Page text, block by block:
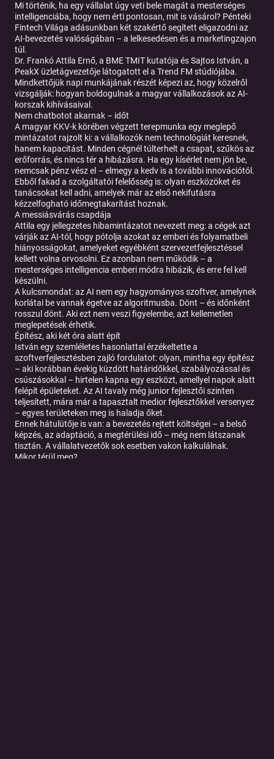
Mi történik, ha egy vállalat úgy veti bele magát a mesterséges
intelligenciába, hogy nem érti pontosan, mit is vásárol? Pénteki
Fintech Világa adásunkban két szakértő segített eligazodni az
AI-bevezetés valóságában – a lelkesedésen és a marketingzajon
túl.
Dr. Frankó Attila Ernő, a BME TMIT kutatója és Sajtos István, a
PeakX üzletágvezetője látogatott el a Trend FM stúdiójába.
Mindkettőjük napi munkájának részét képezi az, hogy közelről
vizsgálják: hogyan boldogulnak a magyar vállalkozások az AI-
korszak kihívásaival.
Nem chatbotot akarnak – időt
A magyar KKV-k körében végzett terepmunka egy meglepő
mintázatot rajzolt ki: a vállalkozók nem technológiát keresnek,
hanem kapacitást. Minden cégnél túlterhelt a csapat, szűkös az
erőforrás, és nincs tér a hibázásra. Ha egy kísérlet nem jön be,
nemcsak pénz vész el – elmegy a kedv is a további innovációtól.
Ebből fakad a szolgáltatói felelősség is: olyan eszközöket és
tanácsokat kell adni, amelyek már az első nekifutásra
kézzelfogható időmegtakarítást hoznak.
A messiásvárás csapdája
Attila egy jellegzetes hibamintázatot nevezett meg: a cégek azt
várják az AI-tól, hogy pótolja azokat az emberi és folyamatbeli
hiányosságokat, amelyeket egyébként szervezetfejlesztéssel
kellett volna orvosolni. Ez azonban nem működik – a
mesterséges intelligencia emberi módra hibázik, és erre fel kell
készülni.
A kulcsmondat: az AI nem egy hagyományos szoftver, amelynek
korlátai be vannak égetve az algoritmusba. Dönt – és időnként
rosszul dönt. Aki ezt nem veszi figyelembe, azt kellemetlen
meglepetések érhetik.
Építész, aki két óra alatt épít
István egy szemléletes hasonlattal érzékeltette a
szoftverfejlesztésben zajló fordulatot: olyan, mintha egy építész
– aki korábban évekig küzdött határidőkkel, szabályozással és
csúszásokkal – hirtelen kapna egy eszközt, amellyel napok alatt
felépít épületeket. Az AI tavaly még junior fejlesztői szinten
teljesített, mára már a tapasztalt medior fejlesztőkkel versenyez
– egyes területeken meg is haladja őket.
Ennek hátulütője is van: a bevezetés rejtett költségei – a belső
képzés, az adaptáció, a megtérülési idő – még nem látszanak
tisztán. A vállalatvezetők sok esetben vakon kalkulálnak.
Mikor térül meg?